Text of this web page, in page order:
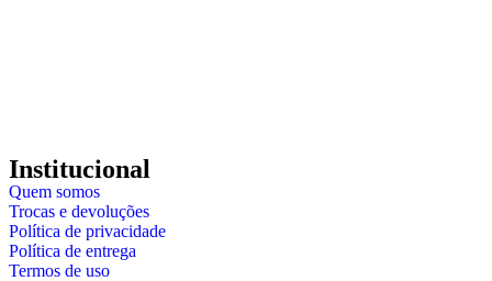
Institucional
Quem somos
Trocas e devoluções
Política de privacidade
Política de entrega
Termos de uso